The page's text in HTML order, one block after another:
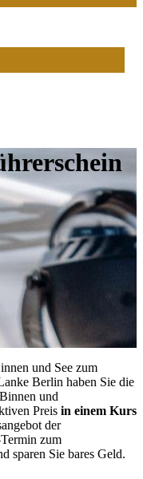
und See zum
Berlin haben Sie die
und
Preis in einem Kurs
der
zum
sparen Sie bares Geld.